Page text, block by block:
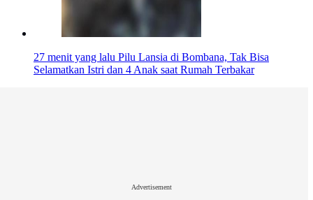
27 menit yang lalu Pilu Lansia di Bombana, Tak Bisa
Selamatkan Istri dan 4 Anak saat Rumah Terbakar
Advertisement